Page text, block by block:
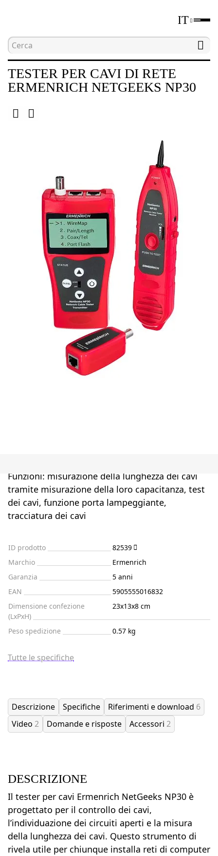
IT
Home
TESTER PER CAVI DI RETE
ERMENRICH NETGEEKS NP30
Funzioni: misurazione della lunghezza dei cavi
tramite misurazione della loro capacitanza, test
dei cavi, funzione porta lampeggiante,
tracciatura dei cavi
ID prodotto
82539
Marchio
Ermenrich
Garanzia
5 anni
EAN
5905555016832
Dimensione confezione
(LxPxH)
23x13x8 cm
Peso spedizione 0.57 kg
Tutte le specifiche
Descrizione Specifiche Riferimenti e download 6
Video 2 Domande e risposte Accessori 2
DESCRIZIONE
Il tester per cavi Ermenrich NetGeeks NP30 è
progettato per il controllo dei cavi,
l’individuazione dei circuiti aperti e la misura
della lunghezza dei cavi. Questo strumento di
rivela utile per chiunque installa reti di computer